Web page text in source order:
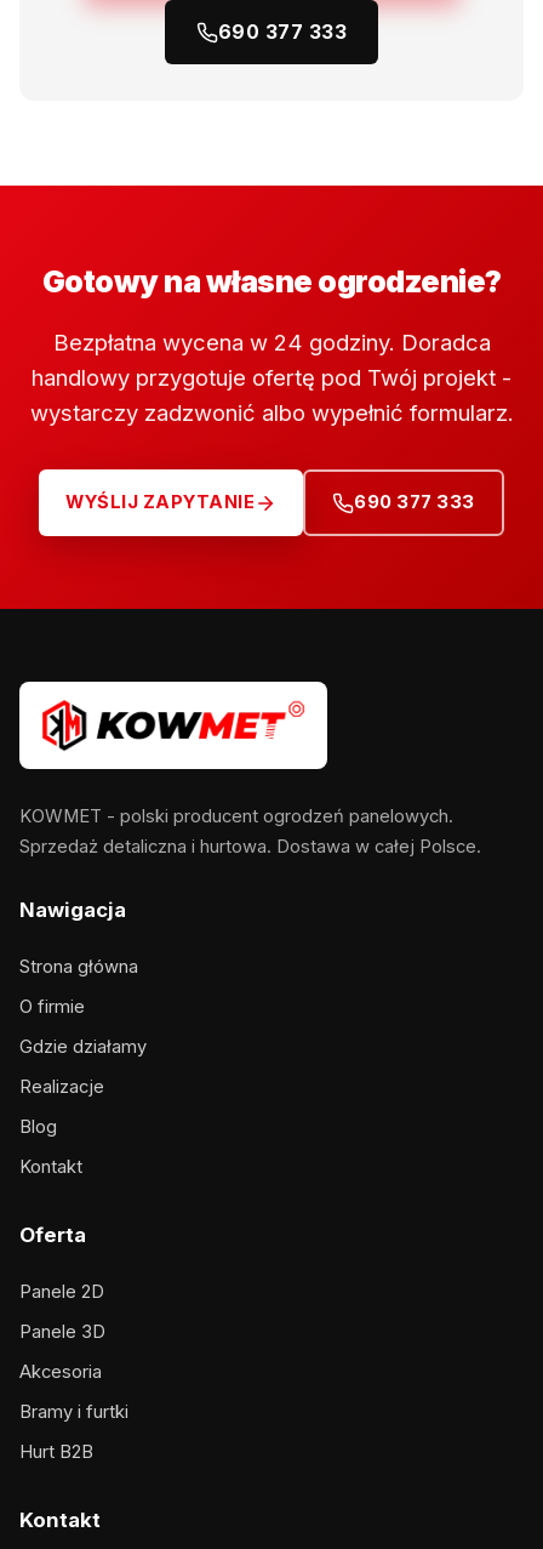
690 377 333
Gotowy na własne ogrodzenie?
Bezpłatna wycena w 24 godziny. Doradca
handlowy przygotuje ofertę pod Twój projekt -
wystarczy zadzwonić albo wypełnić formularz.
WYŚLIJ ZAPYTANIE 690 377 333
KOWMET - polski producent ogrodzeń panelowych.
Sprzedaż detaliczna i hurtowa. Dostawa w całej Polsce.
Nawigacja
Strona główna
O firmie
Gdzie działamy
Realizacje
Blog
Kontakt
Oferta
Panele 2D
Panele 3D
Akcesoria
Bramy i furtki
Hurt B2B
Kontakt